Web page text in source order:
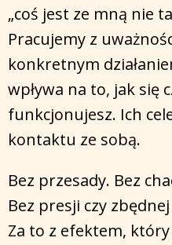
„coś jest ze mną nie
Pracujemy z
konkretnym
wpływa na to, jak się
funkcjonujesz. Ich
kontaktu ze sobą.
Bez przesady. Bez
Bez presji czy
Za to z efektem,